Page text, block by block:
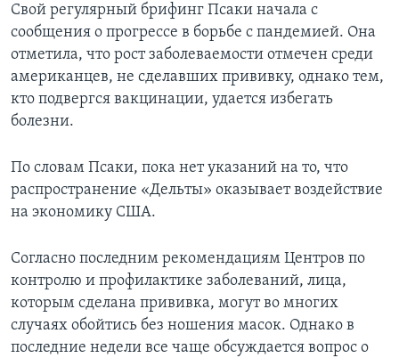
Свой регулярный брифинг Псаки начала с
сообщения о прогрессе в борьбе с пандемией. Она
отметила, что рост заболеваемости отмечен среди
американцев, не сделавших прививку, однако тем,
кто подвергся вакцинации, удается избегать
болезни.
По словам Псаки, пока нет указаний на то, что
распространение «Дельты» оказывает воздействие
на экономику США.
Согласно последним рекомендациям Центров по
контролю и профилактике заболеваний, лица,
которым сделана прививка, могут во многих
случаях обойтись без ношения масок. Однако в
последние недели все чаще обсуждается вопрос о